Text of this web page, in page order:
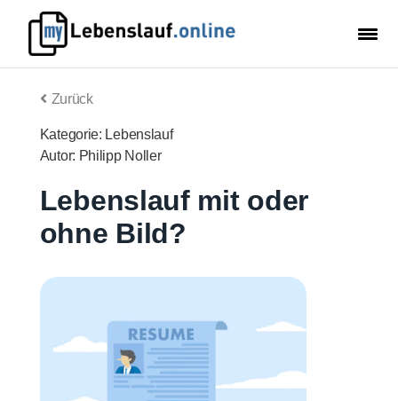
Zurück
Kategorie: Lebenslauf
Autor: Philipp Noller
Lebenslauf mit oder
ohne Bild?